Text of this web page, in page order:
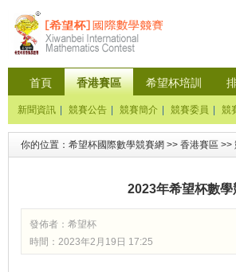
首頁 香港賽區 希望杯培訓
新聞資訊 競賽公告 競賽簡介 競賽委員 競
你的位置： 希望杯國際數學競賽網 >> 香港賽區 >>
2023年希望杯數
發佈者： 希望杯
時間：2023年2月19日 17:25